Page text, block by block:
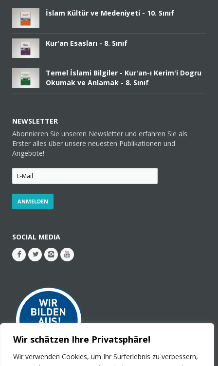
Wir schätzen Ihre Privatsphäre!
Wir verwenden Cookies, um Ihr Surferlebnis zu verbessern,
İslam Kültür ve Medeniyeti - 10. Sınıf
Kur'an Esasları - 8. Sınıf
Temel İslami Bilgiler - Kur'an-ı Kerim'i Dogru
Okumak ve Anlamak - 8. Sınıf
NEWSLETTER
Abonnieren Sie unseren Newsletter und erfahren Sie als
Erster alles über unsere neuesten Publikationen und
Angebote!
SOCIAL MEDIA